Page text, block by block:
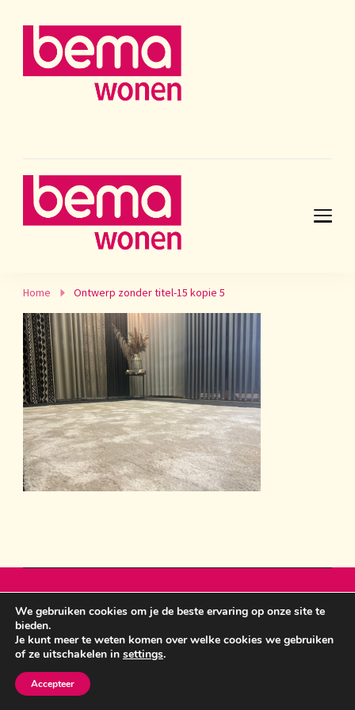
Home Ontwerp zonder titel-15 kopie 5
bemawonen@outlook.com
Crunchy Recipe | Ontwikkeld
doorWP Delicious. Aangedreven doorWordPress.
We gebruiken cookies om je de beste ervaring op onze site te
bieden.
Je kunt meer te weten komen over welke cookies we gebruiken
of ze uitschakelen in settings.
Accepteer